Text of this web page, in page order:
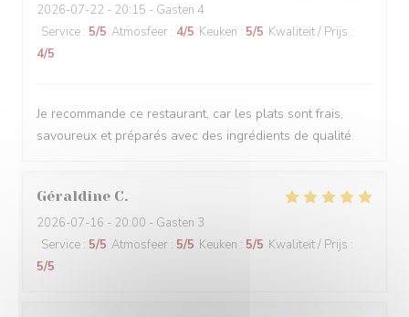
2026-07-22 - 20:15 - Gasten 4
Service : 5/5 Atmosfeer : 4/5 Keuken : 5/5 Kwaliteit / Prijs :
4/5
Je recommande ce restaurant, car les plats sont frais,
savoureux et préparés avec des ingrédients de qualité.
Géraldine C
2026-07-16 - 20:00 - Gasten 3
Service : 5/5 Atmosfeer : 5/5 Keuken : 5/5 Kwaliteit / Prijs :
5/5